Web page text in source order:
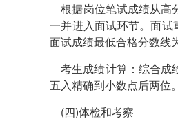
根据岗位笔试成绩从高
一并进入面试环节。面试
面试成绩最低合格分数线
考生成绩计算：综合成
五入精确到小数点后两位。
(四)体检和考察